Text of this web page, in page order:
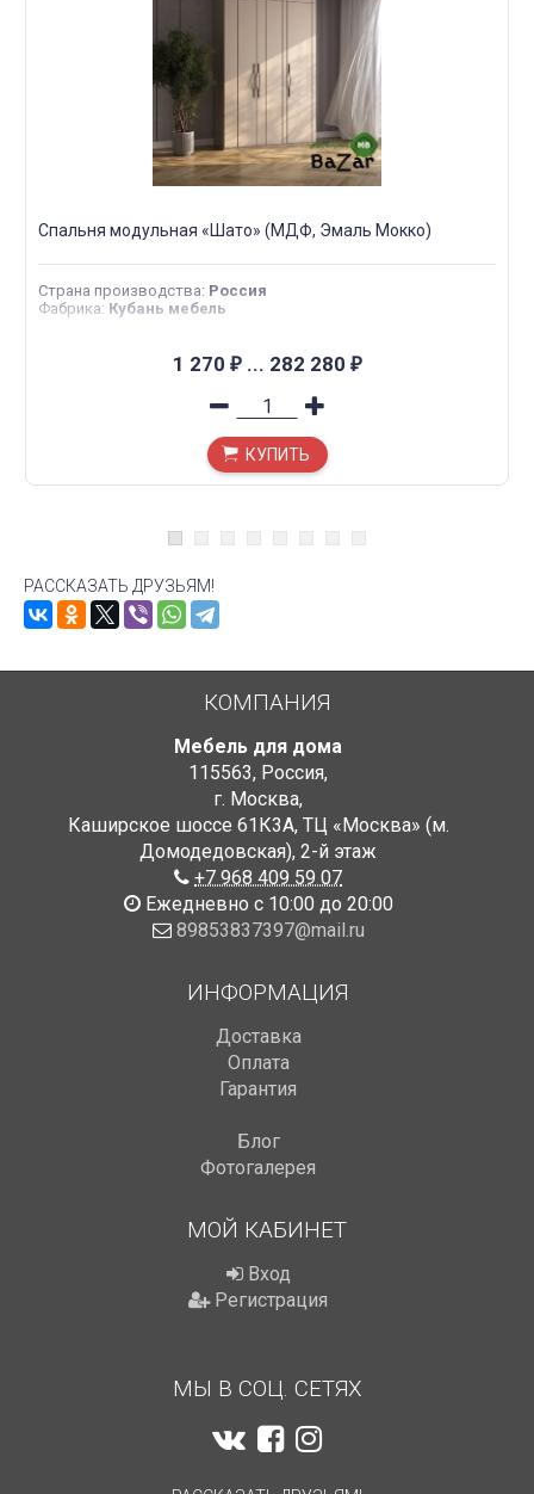
Спальня модульная «Шато» (МДФ, Эмаль Мокко)
Страна производства: Россия
Фабрика: Кубань мебель
1 270 ₽... 282 280 ₽
КУПИТЬ
РАССКАЗАТЬ ДРУЗЬЯМ!
КОМПАНИЯ
Мебель для дома
115563, Россия,
г. Москва,
Каширское шоссе 61К3А, ТЦ «Москва» (м.
Домодедовская), 2-й этаж
+7 968 409 59 07
Ежедневно с 10:00 до 20:00
89853837397@mail.ru
ИНФОРМАЦИЯ
Доставка
Оплата
Гарантия
Блог
Фотогалерея
МОЙ КАБИНЕТ
Вход
Регистрация
МЫ В СОЦ. СЕТЯХ